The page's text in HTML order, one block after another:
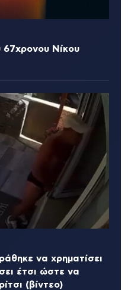
67χρονου Νίκου
να χρηματίσει
έτσι ώστε να
(βίντεο)